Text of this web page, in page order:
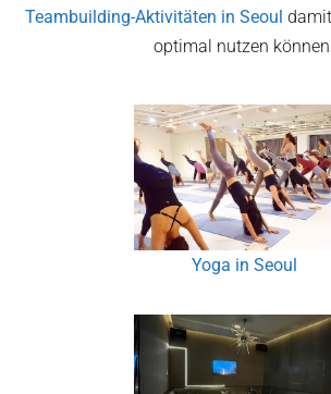
Teambuilding-Aktivitäten in Seoul
optimal nutzen
Yoga in Seoul